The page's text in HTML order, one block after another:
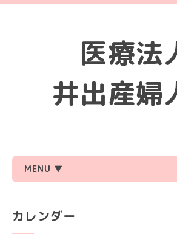
医療法
井出産婦
MENU ▼
カレンダー